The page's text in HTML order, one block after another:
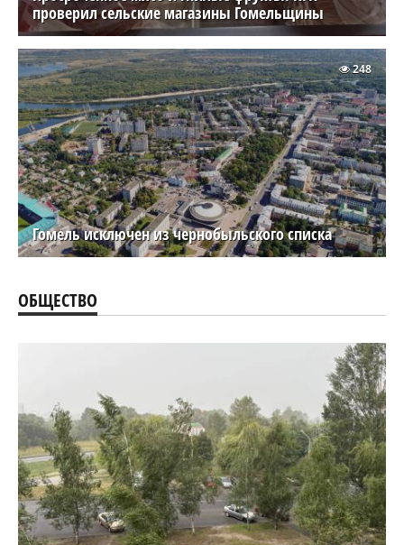
проверил сельские магазины Гомельщины
Гомель исключен из чернобыльского списка
248
ОБЩЕСТВО